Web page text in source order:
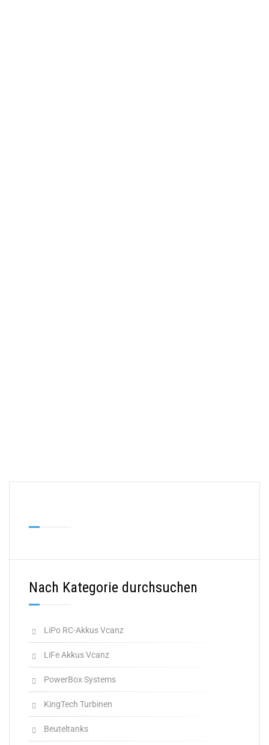
Nach Kategorie durchsuchen
LiPo RC-Akkus Vcanz
LiFe Akkus Vcanz
PowerBox Systems
KingTech Turbinen
Beuteltanks